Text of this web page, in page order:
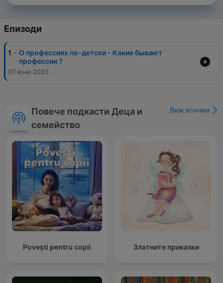
Епизоди
1 - О профессиях по-детски - Какие бывают
профессии ?
07 юни 2023
Повече подкасти Деца и
семейство
Виж всички
Povești pentru copii Златните приказки